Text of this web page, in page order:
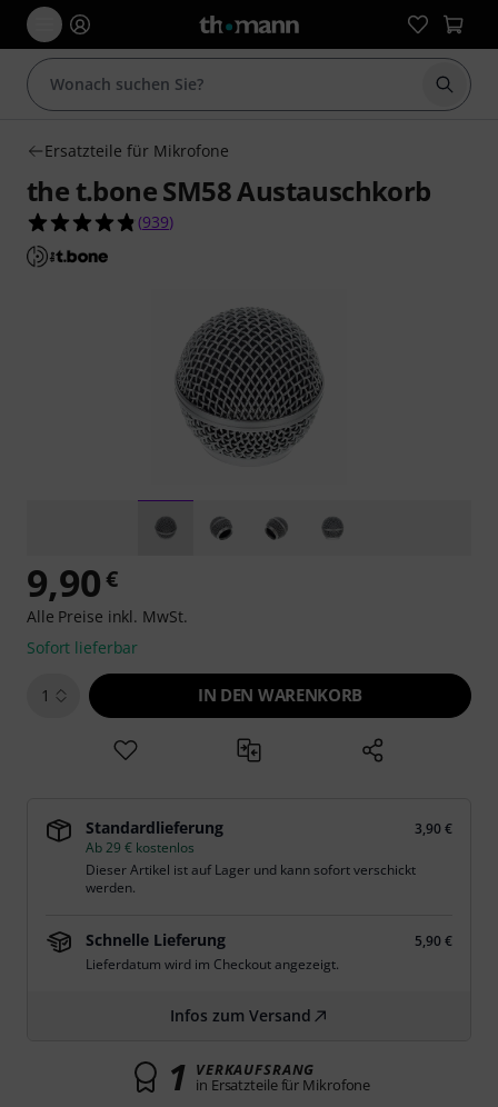
Suche
Ersatzteile für Mikrofone
the t.bone SM58 Austauschkorb
4.8 von 5 Sternen aus 939 Kundenbewertungen
(939)
9,90€
Alle Preise inkl. MwSt.
Sofort lieferbar
1 IN DEN WARENKORB
Standardlieferung
3,90 €
Ab 29 € kostenlos
Dieser Artikel ist auf Lager und kann sofort verschickt
werden.
Schnelle Lieferung
5,90 €
Lieferdatum wird im Checkout angezeigt.
Infos zum Versand
1 VERKAUFSRANG
in Ersatzteile für Mikrofone